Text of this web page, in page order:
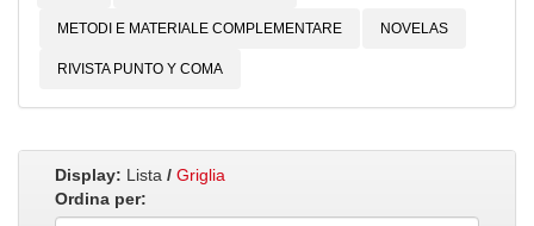
METODI E MATERIALE COMPLEMENTARE NOVELAS
RIVISTA PUNTO Y COMA
Display: Lista / Griglia
Ordina per: